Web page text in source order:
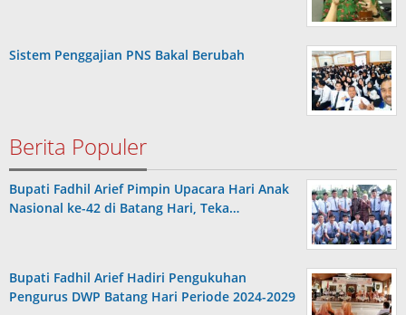
Sistem Penggajian PNS Bakal Berubah
Berita Populer
Bupati Fadhil Arief Pimpin Upacara Hari Anak
Nasional ke-42 di Batang Hari, Teka…
Bupati Fadhil Arief Hadiri Pengukuhan
Pengurus DWP Batang Hari Periode 2024-2029